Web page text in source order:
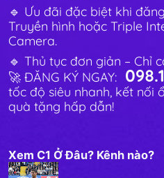
🔹 Ưu đãi đặc biệt khi
Truyền hình hoặc Triple
Camera.
🔹 Thủ tục đơn giản – Chỉ
🚀 ĐĂNG KÝ NGAY:
tốc độ siêu nhanh, kết nối
quà tặng hấp dẫn!
Xem C1 Ở Đâu? Kênh nào?